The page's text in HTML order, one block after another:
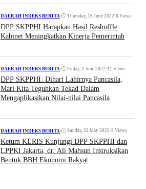
DAERAH INDEKS BERITA• Thursday, 16 June 2022 •6 Views
DPP SKPPHI Harapkan Hasil Reshuffle
Kabinet Meningkatkan Kinerja Pemerintah
DAERAH INDEKS BERITA• Friday, 3 June 2022 •11 Views
DPP SKPPHI: Dihari Lahirnya Pancasila,
Mari Kita Teguhkan Tekad Dalam
Mengaplikasikan Nilai-nilai Pancasila
DAERAH INDEKS BERITA • Sunday, 22 May 2022 •2 Views
Ketum KERIS Kunjungi DPP SKPPHI dan
LPPKI Jakarta, dr. Ali Mahsun Instruksikan
Bentuk BBH Ekonomi Rakyat